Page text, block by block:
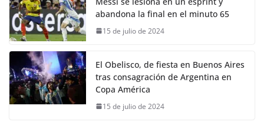
abandona la final en el minuto 65
15 de julio de 2024
El Obelisco, de fiesta en Buenos Aires
tras consagración de Argentina en
Copa América
15 de julio de 2024